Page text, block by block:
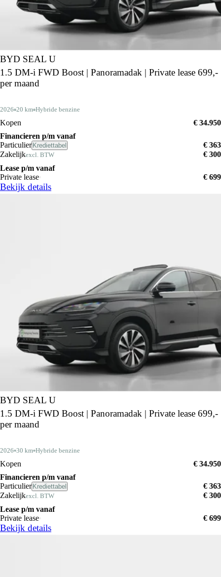
BYD SEAL U
1.5 DM-i FWD Boost | Panoramadak | Private lease 699,-
per maand
2026 20 km Hybride benzine
Kopen
€ 34.950
Financieren p/m vanaf
Particulier Krediettabel
€ 363
Zakelijkexcl. BTW
€ 300
Lease p/m vanaf
Private lease
€ 699
Bekijk details
BYD SEAL U
1.5 DM-i FWD Boost | Panoramadak | Private lease 699,-
per maand
2026 30 km Hybride benzine
Kopen
€ 34.950
Financieren p/m vanaf
Particulier Krediettabel
€ 363
Zakelijkexcl. BTW
€ 300
Lease p/m vanaf
Private lease
€ 699
Bekijk details